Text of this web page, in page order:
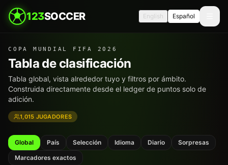
123SOCCER English Español
COPA MUNDIAL FIFA 2026
Tabla de clasificación
Tabla global, vista alrededor tuyo y filtros por ámbito.
Construida directamente desde el ledger de puntos solo de
adición.
1,015 JUGADORES
Global País Selección Idioma Diario
Sorpresas
Marcadores exactos